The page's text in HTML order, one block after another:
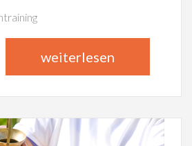
weiterlesen